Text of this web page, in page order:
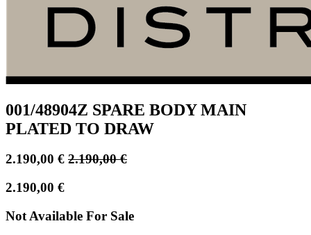
001/48904Z SPARE BODY MAIN
PLATED TO DRAW
2.190,00 € 2.190,00€
2.190,00 €
Not Available For Sale